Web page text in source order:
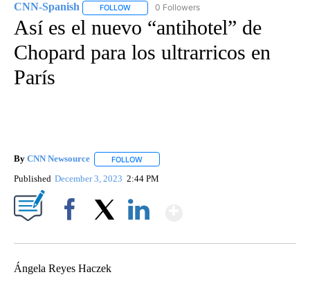
CNN-Spanish FOLLOW FOLLOW "CNN-SPANISH" TO RECEIVE
0 Followers
Así es el nuevo “antihotel” de
Chopard para los ultrarricos en
París
By CNN Newsource FOLLOW
Published December 3, 2023 2:44 PM
Ángela Reyes Haczek